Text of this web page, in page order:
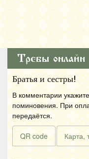
Требы онлайн
Братья и сестры!
В комментарии
поминовения. При
передаётся.
QR code